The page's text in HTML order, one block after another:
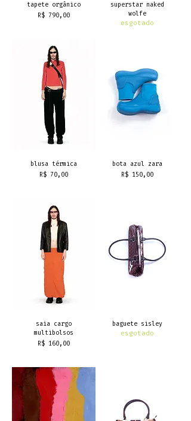
tapete orgânico
Preço
R$ 790,00
superstar naked
wolfe
esgotado
blusa térmica
Preço
R$ 70,00
bota azul zara
Preço
R$ 150,00
saia cargo
multibolsos
Preço
R$ 160,00
baguete sisley
esgotado